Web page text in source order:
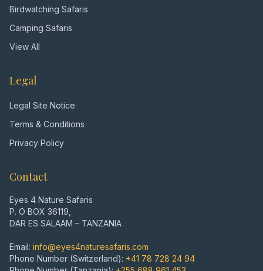
Birdwatching Safaris
Camping Safaris
View All
Legal
Legal Site Notice
Terms & Conditions
Privacy Policy
Contact
Eyes 4 Nature Safaris
P. O BOX 36119,
DAR ES SALAAM – TANZANIA
Email: info@eyes4naturesafaris.com
Phone Number (Switzerland): +41 78 728 24 94